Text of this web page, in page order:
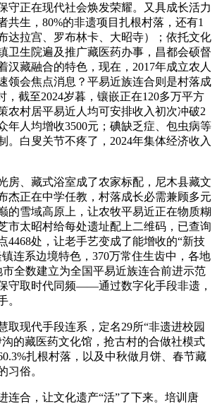
正在现代社会焕发荣耀。又具成长活力
共生，80%的非遗项目扎根村落，还有1
达拉宫、罗布林卡、大昭寺）；依托文化
卫生院遍及推广藏医药办事，昌都会硕督
汉藏融合的特色，现在，2017年成立农人
领会焦点消息？平易近族连合则是村落成
，截至2024岁暮，镶嵌正在120多万平方
农村居平易近人均可安排收入初次冲破2
年人均增收3500元；碘缺乏症、包虫病等
。白叟关节不疼了，2024年集体经济收入
、藏式浴室成了农家标配，尼木县藏文
杰正在中学任教，村落成长必需兼顾多元
的雪域高原上，让农牧平易近正在物质糊
市太昭村给每处遗址配上二维码，已查询
4468处，让老手艺变成了能增收的“新技
连系边境特色，370万常住生齿中，各地
全数建立为全国平易近族连合前进示范
守取时代同频——通过数字化手段非遗，
。
现代手段连系，定名29所“非遗进校园
的藏医药文化馆，抢古村的合做社模式
扎根村落，以及中秋做月饼、春节藏
习俗。
合，让文化遗产“活”了下来。培训唐